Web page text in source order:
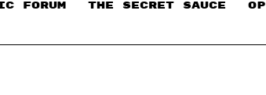
FORUM THE SECRET SAUCE​